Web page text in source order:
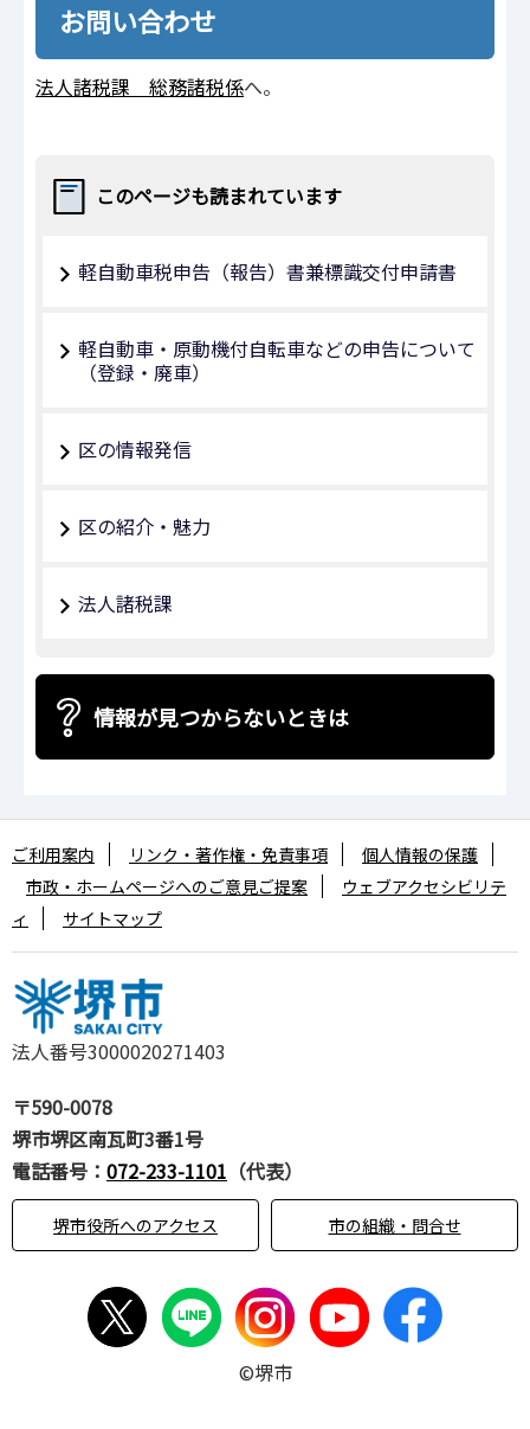
お問い合わせ
法人諸税課 総務諸税係へ。
このページも読まれています
軽自動車税申告（報告）書兼標識交付申請書
軽自動車・原動機付自転車などの申告について
（登録・廃車）
区の情報発信
区の紹介・魅力
法人諸税課
情報が見つからないときは
法人番号3000020271403
〒590-0078
堺市堺区南瓦町3番1号
電話番号： 072-233-1101 （代表）
堺市役所へのアクセス 市の組織・問合せ
ご利用案内 リンク・著作権・免責事項
個人情報の保護
市政・ホームページへのご意見ご提案
ウェブアクセシビリテ
ィ
サイトマップ
©堺市